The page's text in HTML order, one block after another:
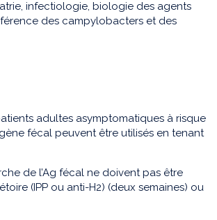
infectiologie, biologie des agents
des campylobacters et des
adultes asymptomatiques à risque
fécal peuvent être utilisés en tenant
de l’Ag fécal ne doivent pas être
(IPP ou anti-H2) (deux semaines) ou